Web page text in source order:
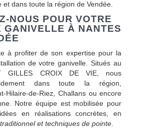
et dans toute la région de Vendée.
NOUS POUR VOTRE
GANIVELLE À NANTES
à profiter de son expertise pour la
de votre ganivelle. Situés au
GILLES CROIX DE VIE, nous
dans toute la région,
Hilaire-de-Riez, Challans ou encore
Notre équipe est mobilisée pour
en réalisations concrètes, en
et techniques de pointe.